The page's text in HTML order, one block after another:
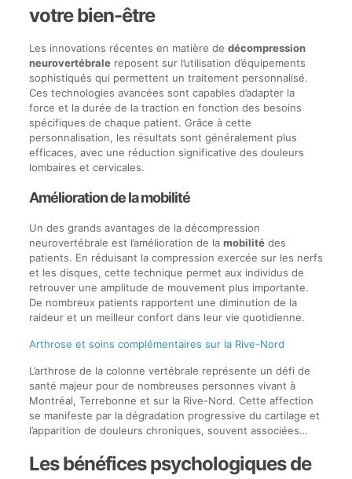
votre bien-être
Les innovations récentes en matière de décompression
neurovertébralereposent sur l’utilisation d’équipements
sophistiqués qui permettent un traitement personnalisé.
Ces technologies avancées sont capables d’adapter la
force et la durée de la traction en fonction des besoins
spécifiques de chaque patient. Grâce à cette
personnalisation, les résultats sont généralement plus
efficaces, avec une réduction significative des douleurs
lombaires et cervicales.
Amélioration de la mobilité
Un des grands avantages de la décompression
neurovertébrale est l’amélioration de la mobilitédes
patients. En réduisant la compression exercée sur les nerfs
et les disques, cette technique permet aux individus de
retrouver une amplitude de mouvement plus importante.
De nombreux patients rapportent une diminution de la
raideur et un meilleur confort dans leur vie quotidienne.
Arthrose et soins complémentaires sur la Rive-Nord
L’arthrose de la colonne vertébrale représente un défi de
santé majeur pour de nombreuses personnes vivant à
Montréal, Terrebonne et sur la Rive-Nord. Cette affection
se manifeste par la dégradation progressive du cartilage et
l’apparition de douleurs chroniques, souvent associées…
Les bénéfices psychologiques de